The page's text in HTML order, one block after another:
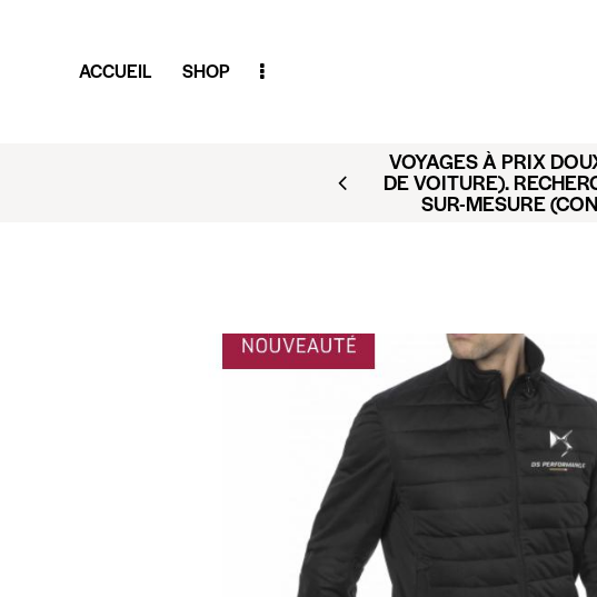
ACCUEIL SHOP
VOYAGES À PRIX
DE VOITURE).
SUR-MESURE